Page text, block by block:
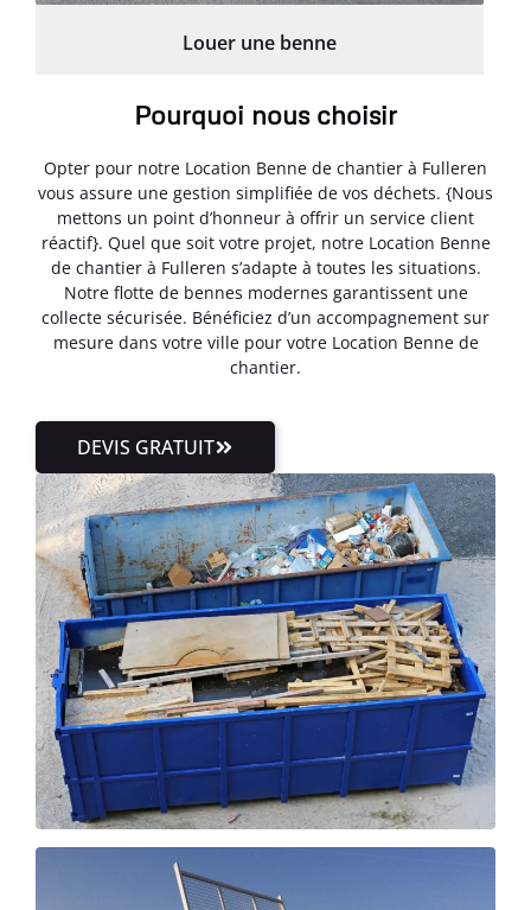
Louer une benne
Pourquoi nous choisir
Opter pour notre Location Benne de chantier à Fulleren
vous assure une gestion simplifiée de vos déchets. {Nous
mettons un point d’honneur à offrir un service client
réactif}. Quel que soit votre projet, notre Location Benne
de chantier à Fulleren s’adapte à toutes les situations.
Notre flotte de bennes modernes garantissent une
collecte sécurisée. Bénéficiez d’un accompagnement sur
mesure dans votre ville pour votre Location Benne de
chantier.
DEVIS GRATUIT